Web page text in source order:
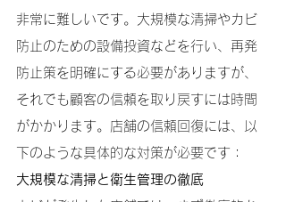
非常に難しいです。大規模な清掃やカビ
防止のための設備投資などを行い、再発
防止策を明確にする必要がありますが、
それでも顧客の信頼を取り戻すには時間
がかかります。店舗の信頼回復には、以
下のような具体的な対策が必要です：
大規模な清掃と衛生管理の徹底